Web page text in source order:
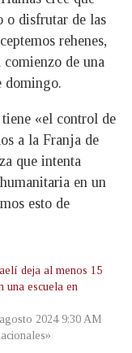
o disfrutar de las
rehenes,
de una
domingo.
«el control de
a la Franja de
que intenta
en un
esto de
deja al menos 15
una escuela en
2024 9:30 AM